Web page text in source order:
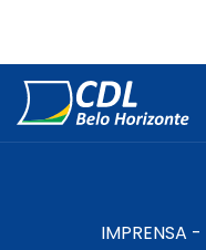
IMPRENSA -